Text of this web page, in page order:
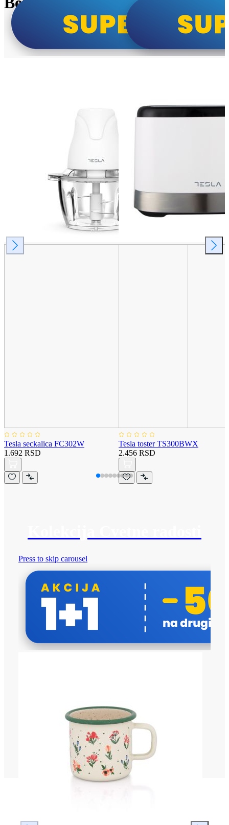
Tesla seckalica FC302W
1.692 RSD
Tesla toster TS300BWX
2.456 RSD
Press to skip carousel